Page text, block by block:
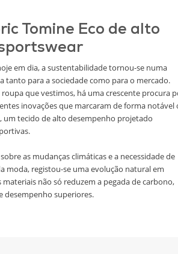
Tomine Eco de alto
em dia, a sustentabilidade tornou-se numa
tanto para a sociedade como para o mercado.
que vestimos, há uma crescente procura
inovações que marcaram de forma notável
um tecido de alto desempenho projetado
as mudanças climáticas e a necessidade de
moda, registou-se uma evolução natural em
não só reduzem a pegada de carbono,
desempenho superiores.